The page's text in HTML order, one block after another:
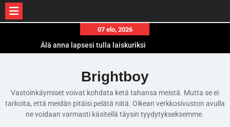
content
07 elo, 2026
Älä anna lapsesi tulla laiskuriksi
lastenvahtivuorolle?
Is television taking over your life? Get it out of
your bedroom!
Brightboy
Vastoinkäymiset voivat kohdata ketä tahansa meistä. Mutta se ei
tarkoita, että meidän pitäisi pelätä niitä. Oikean verkkosivuston avulla
ne voidaan varmasti käsitellä täysin tyydytykseksemme.